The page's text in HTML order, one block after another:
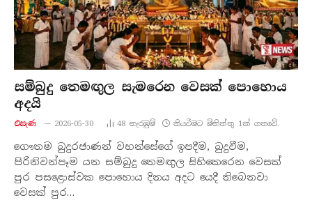
සම්බුදු තෙමඟුල සැමරෙන වෙසක් පොහොය
අදයි
එසැණ 2026-05-30 48 නැරඹු​ම් කියවීමට මිනිත්තු 1ක් ගතවේ.
ගෞතම බුදුරජාණන් වහන්සේගේ ඉපදීම, බුදුවීම,
පිරිනිවන්පෑම යන සම්බුදු තෙමඟුල සිහිකෙරෙන වෙසක්
පුර පසළොස්වක පොහොය දිනය අදට යෙදී තිබෙනවා
වෙසක් පුර…